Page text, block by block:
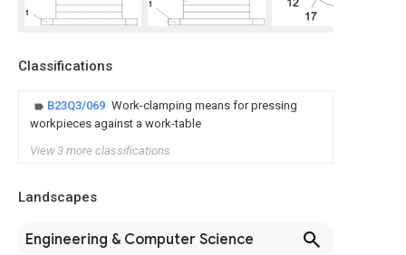
Classifications
B23Q3/069 Work-clamping means for pressing
workpieces against a work-table
View 3 more classifications
Landscapes
Engineering & Computer Science